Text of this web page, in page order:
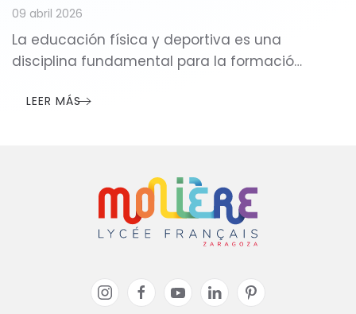
09 abril 2026
La educación física y deportiva es una
disciplina fundamental para la formació…
LEER MÁS